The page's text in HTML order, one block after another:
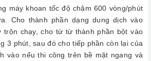
máy khoan tốc độ chậm 600 vòng/phút
Cho thành phần dạng dung dịch vào
trộn chạy, cho từ từ thành phần bột vào
3 phút, sau đó cho tiếp phần còn lại của
vào nếu thi công trên bề mặt ngang và